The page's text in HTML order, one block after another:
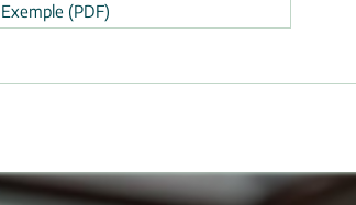
Exemple (PDF)